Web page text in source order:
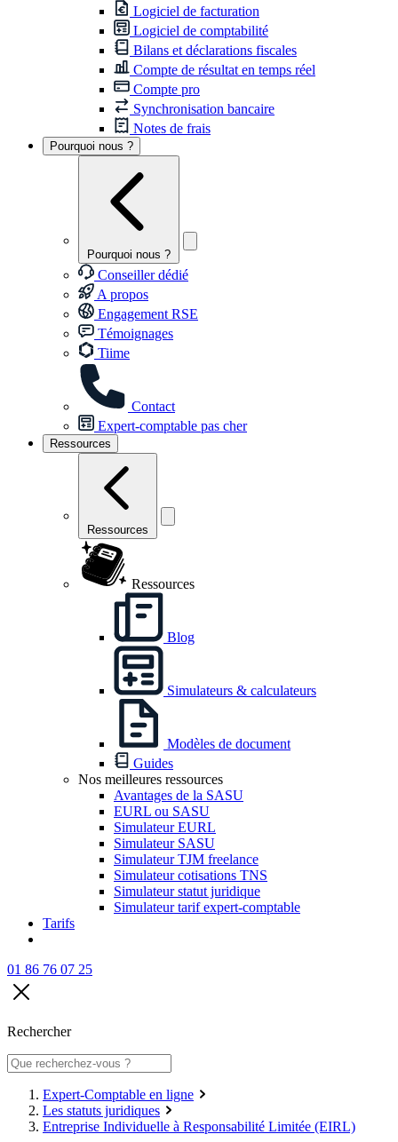
Logiciel de facturation
Logiciel de comptabilité
Bilans et déclarations fiscales
Compte de résultat en temps réel
Compte pro
Synchronisation bancaire
Notes de frais
Pourquoi nous ?
Pourquoi nous ?
Conseiller dédié
A propos
Engagement RSE
Témoignages
Tiime
Contact
Expert-comptable pas cher
Ressources
Ressources
Ressources
Blog
Simulateurs & calculateurs
Modèles de document
Guides
Nos meilleures ressources
Avantages de la SASU
EURL ou SASU
Simulateur EURL
Simulateur SASU
Simulateur TJM freelance
Simulateur cotisations TNS
Simulateur statut juridique
Simulateur tarif expert-comptable
Tarifs
01 86 76 07 25
Rechercher
Expert-Comptable en ligne
Les statuts juridiques
Entreprise Individuelle à Responsabilité Limitée (EIRL)